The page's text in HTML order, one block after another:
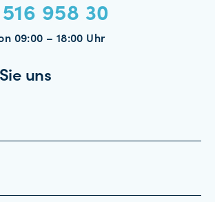
958 30
09:00 – 18:00 Uhr
uns